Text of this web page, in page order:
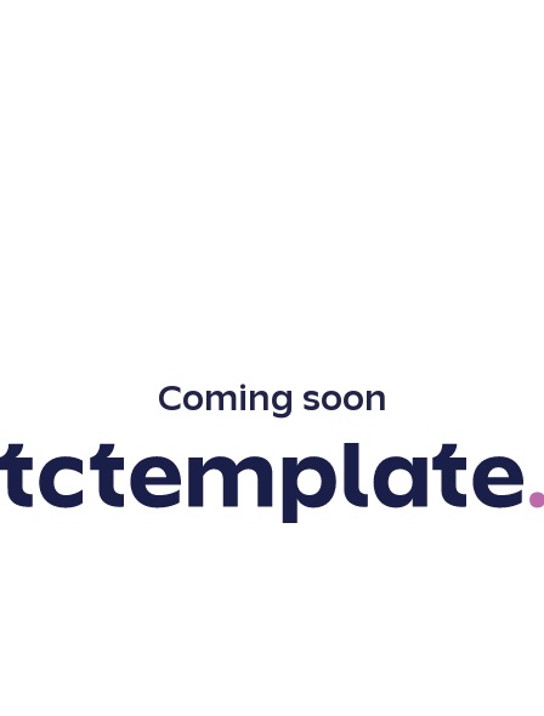
Coming soon